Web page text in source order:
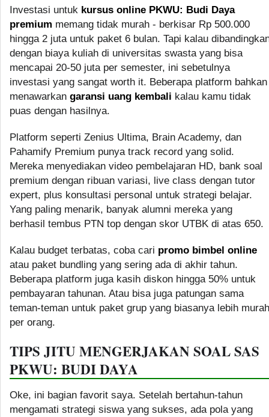
Investasi untuk kursus online PKWU: Budi Daya
premium memang tidak murah - berkisar Rp 500.000
hingga 2 juta untuk paket 6 bulan. Tapi kalau
dengan biaya kuliah di universitas swasta yang bisa
mencapai 20-50 juta per semester, ini sebetulnya
investasi yang sangat worth it. Beberapa platform bahkan
menawarkan garansi uang kembali kalau kamu tidak
puas dengan hasilnya.
Platform seperti Zenius Ultima, Brain Academy, dan
Pahamify Premium punya track record yang solid.
Mereka menyediakan video pembelajaran HD, bank soal
premium dengan ribuan variasi, live class dengan tutor
expert, plus konsultasi personal untuk strategi belajar.
Yang paling menarik, banyak alumni mereka yang
berhasil tembus PTN top dengan skor UTBK di atas 650.
Kalau budget terbatas, coba cari promo bimbel online
atau paket bundling yang sering ada di akhir tahun.
Beberapa platform juga kasih diskon hingga 50% untuk
pembayaran tahunan. Atau bisa juga patungan sama
teman-teman untuk paket grup yang biasanya lebih murah
per orang.
TIPS JITU MENGERJAKAN SOAL SAS
PKWU: BUDI DAYA
Oke, ini bagian favorit saya. Setelah bertahun-tahun
mengamati strategi siswa yang sukses, ada pola yang